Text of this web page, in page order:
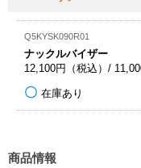
Q5KYSK090R01
ナックルバイザー
12,100円（税込）/
在庫あり
商品情報